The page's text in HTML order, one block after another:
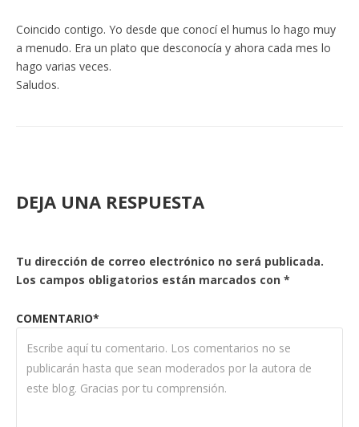
Coincido contigo. Yo desde que conocí el humus lo hago muy
a menudo. Era un plato que desconocía y ahora cada mes lo
hago varias veces.
Saludos.
DEJA UNA RESPUESTA
Tu dirección de correo electrónico no será publicada.
Los campos obligatorios están marcados con *
COMENTARIO*